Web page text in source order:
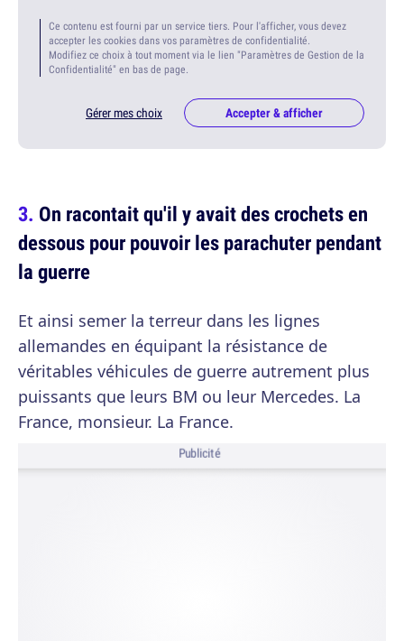
Ce contenu est fourni par un service tiers. Pour l'afficher, vous devez
accepter les cookies dans vos paramètres de confidentialité.
Modifiez ce choix à tout moment via le lien "Paramètres de Gestion de la
Confidentialité" en bas de page.
Gérer mes choix Accepter & afficher
On racontait qu'il y avait des crochets en
dessous pour pouvoir les parachuter pendant
la guerre
Et ainsi semer la terreur dans les lignes
allemandes en équipant la résistance de
véritables véhicules de guerre autrement plus
puissants que leurs BM ou leur Mercedes. La
France, monsieur. La France.
Publicité